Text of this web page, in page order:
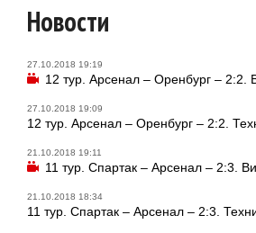
Новости
27.10.2018 19:19
12 тур. Арсенал – Оренбург – 2:2.
27.10.2018 19:09
12 тур. Арсенал – Оренбург – 2:2.
21.10.2018 19:11
11 тур. Спартак – Арсенал – 2:3.
21.10.2018 18:34
11 тур. Спартак – Арсенал – 2:3.